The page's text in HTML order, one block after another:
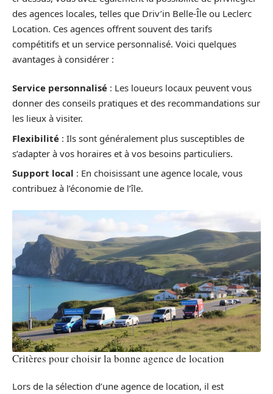
des agences locales, telles que Driv’in Belle-Île ou Leclerc
Location. Ces agences offrent souvent des tarifs
compétitifs et un service personnalisé. Voici quelques
avantages à considérer :
Service personnalisé : Les loueurs locaux peuvent vous
donner des conseils pratiques et des recommandations sur
les lieux à visiter.
Flexibilité : Ils sont généralement plus susceptibles de
s’adapter à vos horaires et à vos besoins particuliers.
Support local : En choisissant une agence locale, vous
contribuez à l’économie de l’île.
Critères pour choisir la bonne agence de location
Lors de la sélection d’une agence de location, il est